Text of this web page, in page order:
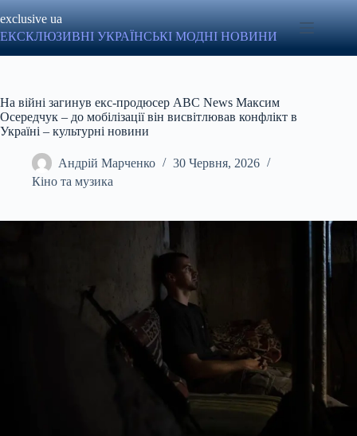
до
вмісту
exclusive ua
ЕКСКЛЮЗИВНІ УКРАЇНСЬКІ МОДНІ НОВИНИ
На війні загинув екс-продюсер ABC News Максим
Осередчук – до мобілізації він висвітлював конфлікт в
Україні – культурні новини
Андрій Марченко
30 Червня, 2026
Кіно та музика